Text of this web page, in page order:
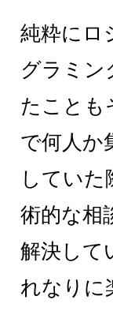
純粋にロ
グラミン
たことも
で何人か
していた
術的な相
解決して
れなりに